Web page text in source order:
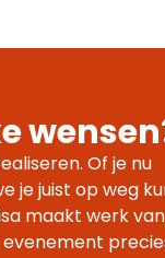
Of je nu
je juist op weg
maakt werk